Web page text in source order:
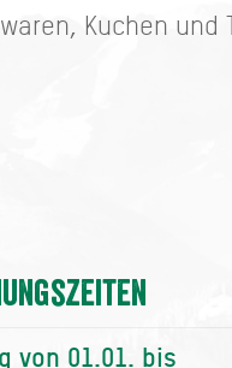
Kuchen
von 01.01. bis